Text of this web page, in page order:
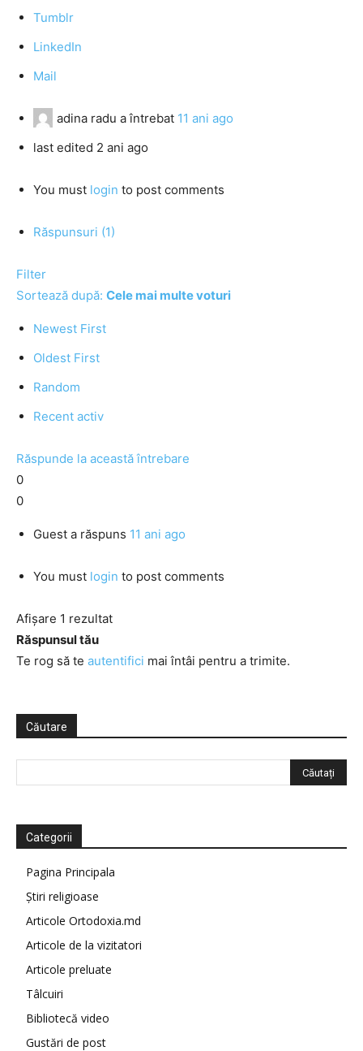
Tumblr
LinkedIn
Mail
adina radu a întrebat 11 ani ago
last edited 2 ani ago
You must login to post comments
Răspunsuri (1)
Filter
Sortează după: Cele mai multe voturi
Newest First
Oldest First
Random
Recent activ
Răspunde la această întrebare
0
0
Guest a răspuns 11 ani ago
You must login to post comments
Afișare 1 rezultat
Răspunsul tău
Te rog să te autentifici mai întâi pentru a trimite.
Căutare
Categorii
Pagina Principala
Știri religioase
Articole Ortodoxia.md
Articole de la vizitatori
Articole preluate
Tâlcuiri
Bibliotecă video
Gustări de post